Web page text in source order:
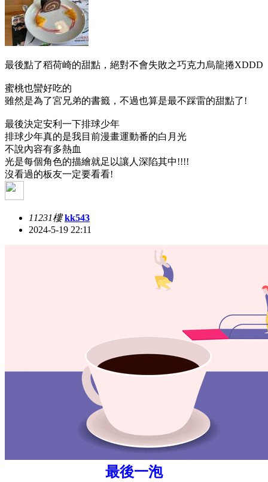
最後點了稻荷崎的甜點，絕對不會失敗之巧克力烏龍捲XDDD
蜜桃也蠻好吃的
雖然是為了宮兄弟的書籤，不過也算是最不踩雷的甜點了!
最後決定安利一下排球少年
排球少年真的是我目前漫畫運動番的白月光
不說內容有多熱血
光是每個角色的描繪就足以讓人深陷其中!!!!
沒看過的板友一定要看看!
11231樓 kk543
2024-5-19 22:11
最後一泡